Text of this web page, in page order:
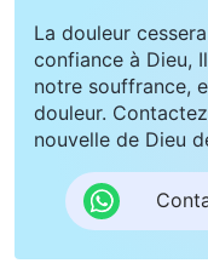
La douleur
confiance à Dieu,
notre souffrance,
douleur.
nouvelle de Dieu